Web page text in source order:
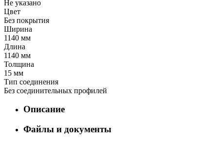
Не указано
Цвет
Без покрытия
Ширина
1140 мм
Длина
1140 мм
Толщина
15 мм
Тип соединения
Без соединительных профилей
Описание
Файлы и документы